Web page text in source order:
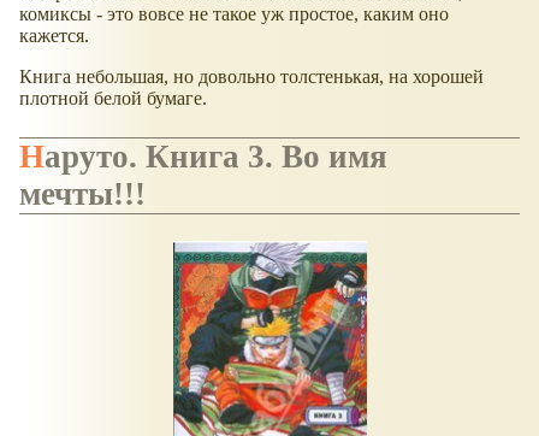
комиксы - это вовсе не такое уж простое, каким оно
кажется.
Книга небольшая, но довольно толстенькая, на хорошей
плотной белой бумаге.
Наруто. Книга 3. Во имя
мечты!!!